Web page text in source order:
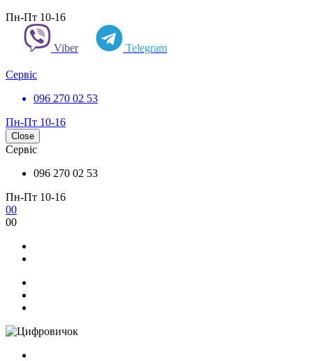
Пн-Пт 10-16
Viber Telegram
Сервіс
096 270 02 53
Пн-Пт 10-16
Close
Сервіс
096 270 02 53
Пн-Пт 10-16
00
00